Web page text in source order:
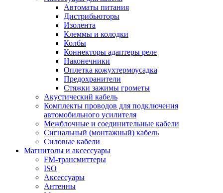
Автоматы питания
Дистрибьюторы
Изолента
Клеммы и колодки
Колбы
Коннекторы адаптеры реле
Наконечники
Оплетка кожухтермоусадка
Предохранители
Стяжки зажимы грометы
Акустический кабель
Комплекты проводов для подключения
автомобильного усилителя
Межблочные и соединительные кабели
Сигнальный (монтажный) кабель
Силовые кабели
Магнитолы и аксессуары
FM-трансмиттеры
ISO
Аксессуары
Антенны